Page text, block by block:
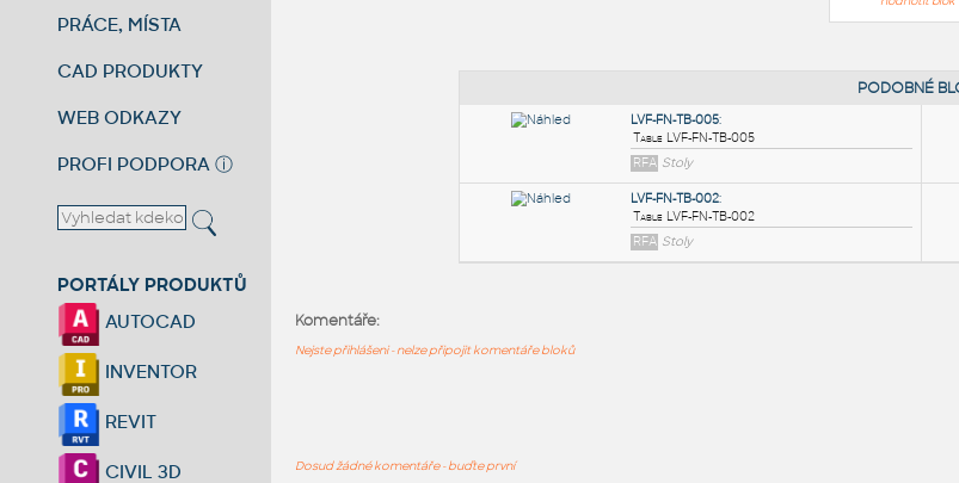
PRÁCE, MÍSTA
CAD PRODUKTY
WEB ODKAZY
PROFI PODPORA ⓘ
PORTÁLY PRODUKTŮ
AUTOCAD
INVENTOR
REVIT
CIVIL 3D
Komentáře:
Nejste přihlášeni - nelze připojit komentáře bloků
Dosud žádné komentáře - buďte první